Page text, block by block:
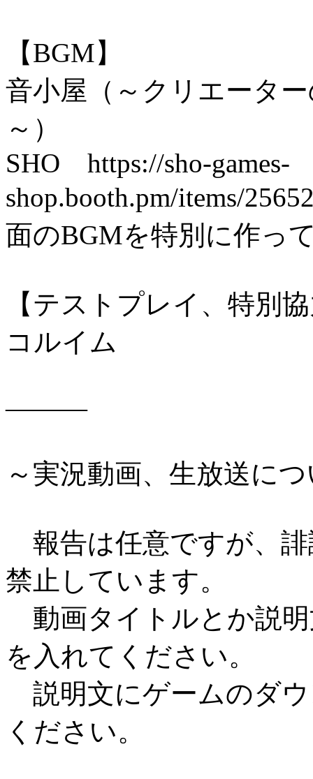
【BGM】
音小屋（～クリエータ
～）
SHO https://sho-games-
shop.booth.pm/items/
面のBGMを特別に作っ
【テストプレイ、特別
コルイム
―――
～実況動画、生放送に
報告は任意ですが、
禁止しています。
動画タイトルとか説
を入れてください。
説明文にゲームのダ
ください。